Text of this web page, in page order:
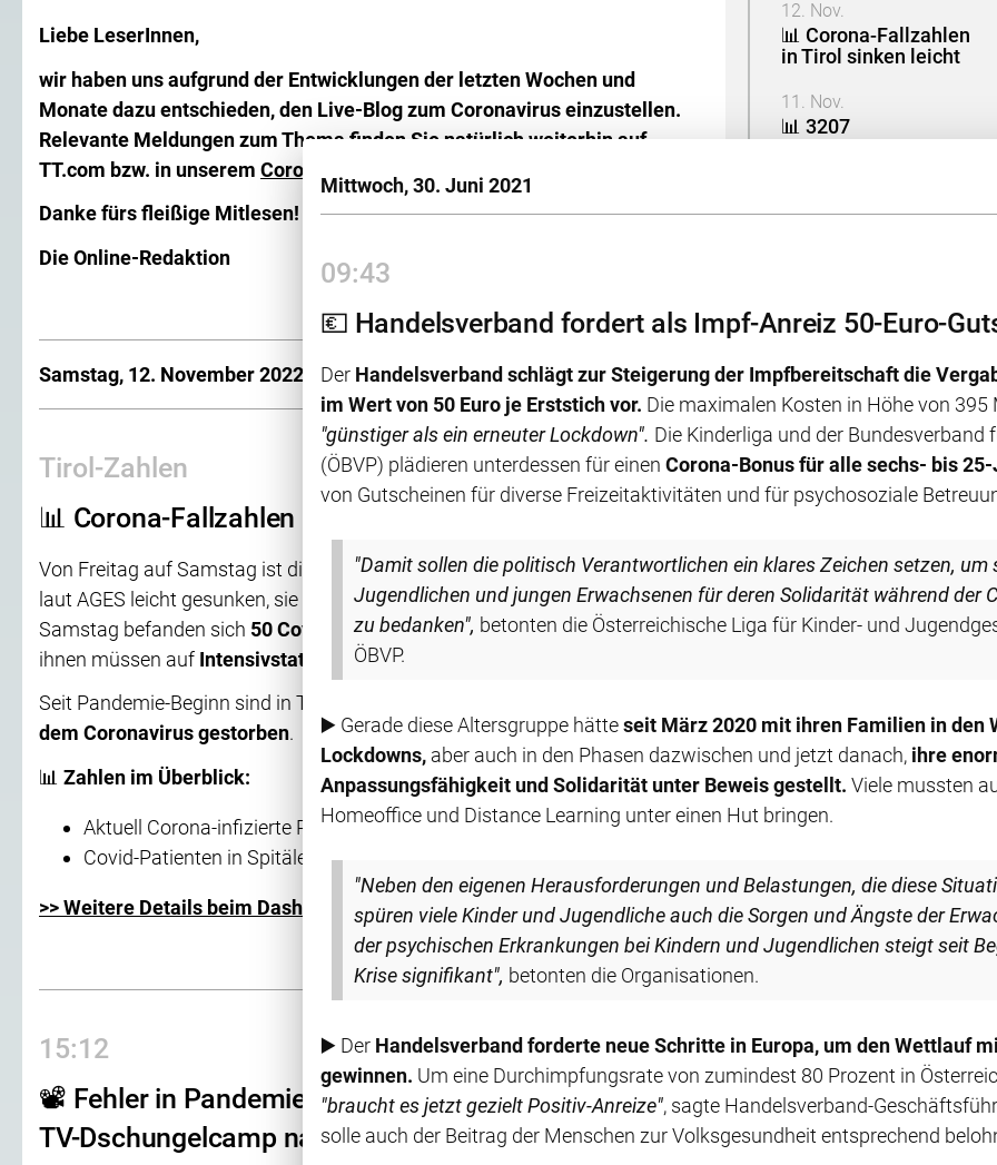
Liebe LeserInnen,
wir haben uns aufgrund der Entwicklungen der letzten Wochen und
Monate dazu entschieden, den Live-Blog zum Coronavirus einzustellen.
Relevante Meldungen zum Thema finden Sie natürlich weiterhin auf
TT.com bzw. in unserem Coronavirus-Dossier
Danke fürs fleißige Mitlesen!
Die Online-Redaktion
share
Samstag, 12. November 2022
Tirol-Zahlen
📊 Corona-Fallzahlen in Tirol sinken leicht
Von Freitag auf Samstag ist die Zahl deraktiven Coronavirus-Fällein Tirol
laut AGES leicht gesunken, sie liegt bei2096(Vortag 2168). Mit Stand
Samstag befanden sich 50 Covid-Patienten in Tirols Spitälern .Dreivon
ihnen müssen auf Intensivstationen behandelt werden.
Seit Pandemie-Beginn sind in Tirol insgesamt
dem Coronavirus gestorben.
📊 Zahlen im Überblick:
Aktuell Corona-infizierte Personen (exklusive Genesener):2096
Covid-Patienten in Spitälern:50
>> Weitere Details beim Dashboard der AGES
share
15:12
📽 Fehler in Pandemie: Britischer Ex-Minister sucht im
TV-Dschungelcamp nach "Vergebung"
12. Nov.
📊 Corona-Fallzahlen
in Tirol sinken leicht
11. Nov.
📊 3207
11. Nov.
10. Nov.
Gesundheitsdirektorin
empfiehlt
Auffrischungsimpfung
10. Nov.
💉 Aktuelle
Informationen zum
9. Nov.
📊 Leichter Rückgang
der Corona-Zahlen in
Tirol, derzeit 2170
📊 Kaum Veränderung
der Corona-Zahlen in
Tirol, derzeit 2262
aktive Fälle
Neuinfektionen und
weniger
Spitalspatienten in
Österreich
Tirol erneut gesunken,
vier Infizierte auf
Intensivstationen
6. Nov.
📊 Knapp über 3000
Mittwoch, 30. Juni 2021
09:43
💶 Handelsverband fordert als Impf-Anreiz 50-Euro-
Der Handelsverband schlägt zur Steigerung der Impfbereitschaft die
im Wert von 50 Euro je Erststich vor. Die maximalen Kosten in Höhe von 395
"günstiger als ein erneuter Lockdown". Die Kinderliga und der Bundesverband
(ÖBVP) plädieren unterdessen für einen Corona-Bonus für alle sechs- bis
von Gutscheinen für diverse Freizeitaktivitäten und für psychosoziale
"Damit sollen die politisch Verantwortlichen ein klares Zeichen setzen, um
Jugendlichen und jungen Erwachsenen für deren Solidarität während der
zu bedanken", betonten die Österreichische Liga für Kinder- und
ÖBVP.
▶️ Gerade diese Altersgruppe hätteseit März 2020 mit ihren Familien in den
Lockdowns, aber auch in den Phasen dazwischen und jetzt danach, ihre
Anpassungsfähigkeit und Solidarität unter Beweis gestellt. Viele mussten
Homeoffice und Distance Learning unter einen Hut bringen.
"Neben den eigenen Herausforderungen und Belastungen, die diese
spüren viele Kinder und Jugendliche auch die Sorgen und Ängste der
der psychischen Erkrankungen bei Kindern und Jugendlichen steigt seit
Krise signifikant", betonten die Organisationen.
▶️ Der Handelsverband forderte neue Schritte in Europa, um den Wettlauf
gewinnen. Um eine Durchimpfungsrate von zumindest 80 Prozent in
"braucht es jetzt gezielt Positiv-Anreize", sagte Handelsverband-
solle auch der Beitrag der Menschen zur Volksgesundheit entsprechend